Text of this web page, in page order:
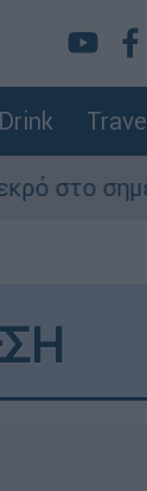
Δίωξη